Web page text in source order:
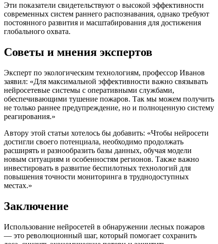
Эти показатели свидетельствуют о высокой эффективности
современных систем раннего распознавания, однако требуют
постоянного развития и масштабирования для достижения
глобального охвата.
Советы и мнения экспертов
Эксперт по экологическим технологиям, профессор Иванов
заявил: «Для максимальной эффективности важно связывать
нейросетевые системы с оперативными службами,
обеспечивающими тушение пожаров. Так мы можем получить
не только раннее предупреждение, но и полноценную систему
реагирования.»
Автору этой статьи хотелось бы добавить: «Чтобы нейросети
достигли своего потенциала, необходимо продолжать
расширять и разнообразить базы данных, обучая модели
новым ситуациям и особенностям регионов. Также важно
инвестировать в развитие беспилотных технологий для
повышения точности мониторинга в труднодоступных
местах.»
Заключение
Использование нейросетей в обнаружении лесных пожаров
— это революционный шаг, который помогает сохранить